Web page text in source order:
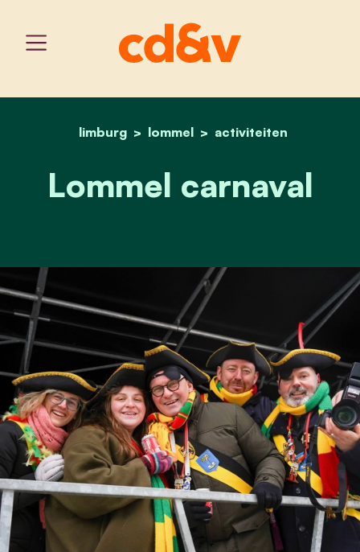
home
limburg lommel activiteiten
lommel carnaval
Lommel carnaval